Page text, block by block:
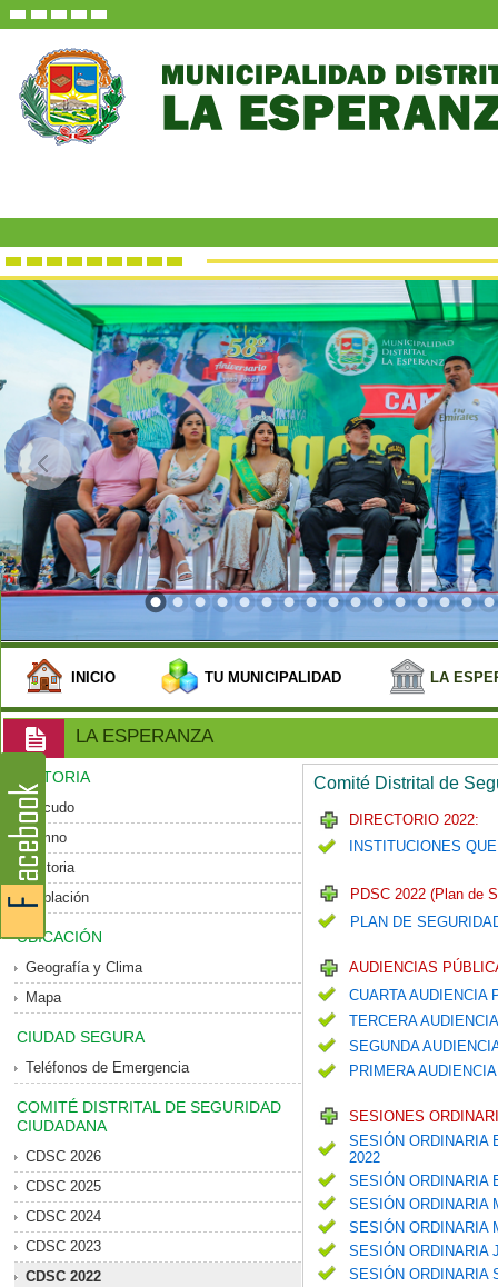
INICIO TU MUNICIPALIDAD LA
LA ESPERANZA
HISTORIA
Escudo
Himno
Historia
Población
UBICACIÓN
Geografía y Clima
Mapa
CIUDAD SEGURA
Teléfonos de Emergencia
COMITÉ DISTRITAL DE SEGURIDAD
CIUDADANA
CDSC 2026
CDSC 2025
CDSC 2024
CDSC 2023
CDSC 2022
Comité Distrital de
DIRECTORIO 2022:
INSTITUCIONES
PDSC 2022 (Plan de
PLAN DE
AUDIENCIAS
CUARTA AUDIENCIA
TERCERA
SEGUNDA
PRIMERA
SESIONES
SESIÓN ORDINARIA
2022
SESIÓN ORDINARIA
SESIÓN ORDINARIA
SESIÓN ORDINARIA
SESIÓN ORDINARIA
SESIÓN ORDINARIA